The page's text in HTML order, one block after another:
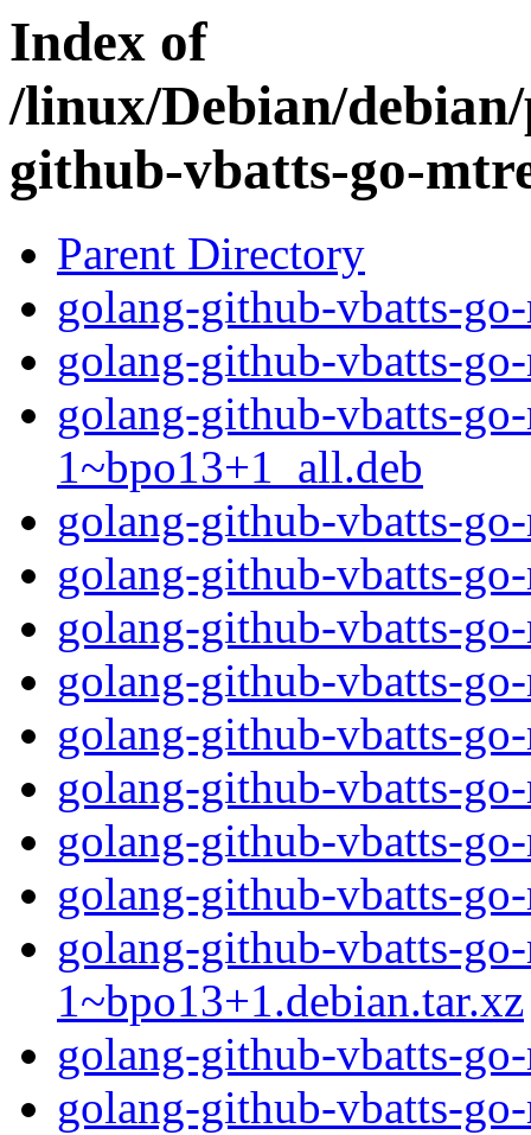
Index of
/linux/Debian/
github-vbatts-go-
Parent Directory
golang-github-vbatts-
golang-github-vbatts-
golang-github-vbatts-
1~bpo13+1_all.deb
golang-github-vbatts-
golang-github-vbatts-
golang-github-vbatts-
golang-github-vbatts-
golang-github-vbatts-
golang-github-vbatts-
golang-github-vbatts-
golang-github-vbatts-
golang-github-vbatts-
1~bpo13+1.debian.tar.xz
golang-github-vbatts-
golang-github-vbatts-